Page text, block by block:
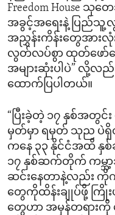
Freedom House
အခွင့်အရေးနဲ့ ပြည်သူ့
အညွှန်းကိန်းတွေအား
လွတ်လပ်စွာ ထုတ်ဖော်ပ
အများဆုံးပါပဲ” လို့လည်
ထောက်ပြပါတယ်။
“ပြီးခဲ့တဲ့ ၁၇ နှစ်အတွ
မှတ်မှာ ရမှတ် သုည ပဲ
ကနေ ၃၃ နိုင်ငံအထိ နှစ်
၁၇ နှစ်ဆက်တိုက် ကမ္
ဆင်းနေတာနဲ့လည်း ကို
တွေကိုထိန်းချုပ်ဖို့ ကြို
တွေဟာ အမှန်တရားကို